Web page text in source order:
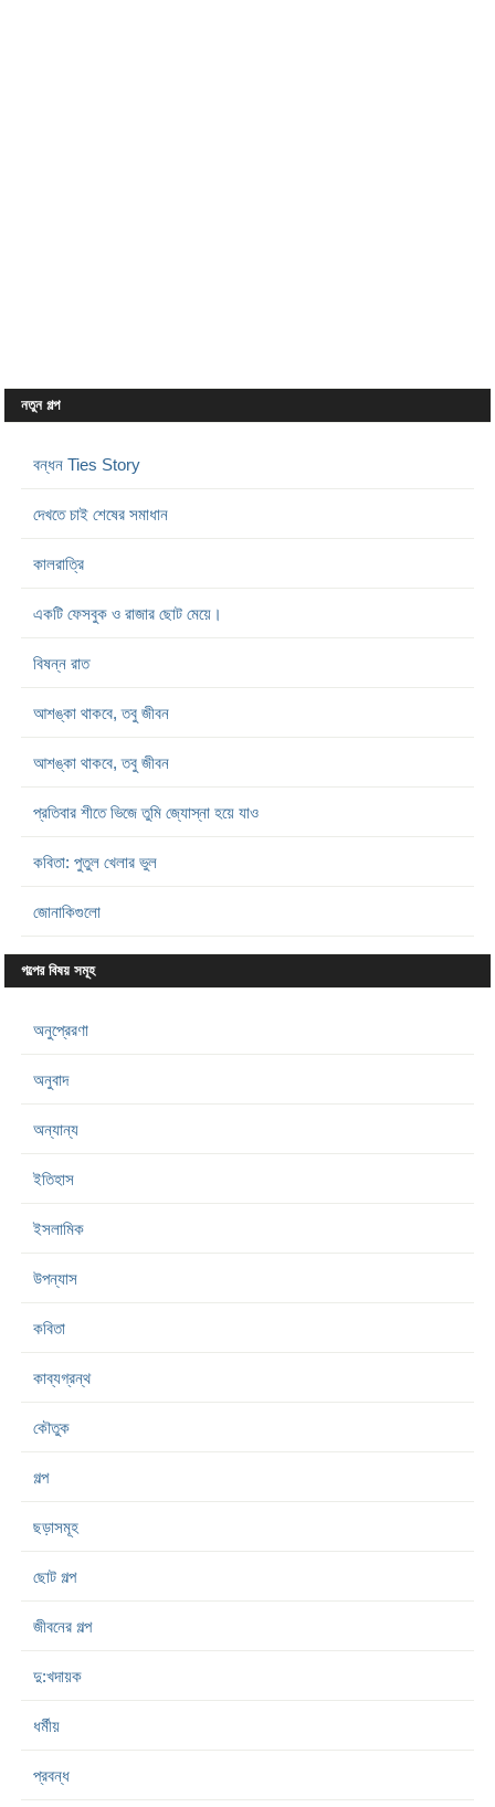
নতুন গল্প
বন্ধন Ties Story
দেখতে চাই শেষের সমাধান
কালরাত্রি
একটি ফেসবুক ও রাজার ছোট মেয়ে।
বিষন্ন রাত
আশঙ্কা থাকবে, তবু জীবন
আশঙ্কা থাকবে, তবু জীবন
প্রতিবার শীতে ভিজে তুমি জ্যোস্না হয়ে যাও
কবিতা: পুতুল খেলার ভুল
জোনাকিগুলো
গল্পের বিষয় সমূহ
অনুপ্রেরণা
অনুবাদ
অন্যান্য
ইতিহাস
ইসলামিক
উপন্যাস
কবিতা
কাব্যগ্রন্থ
কৌতুক
গল্প
ছড়াসমূহ
ছোট গল্প
জীবনের গল্প
দু:খদায়ক
ধর্মীয়
প্রবন্ধ